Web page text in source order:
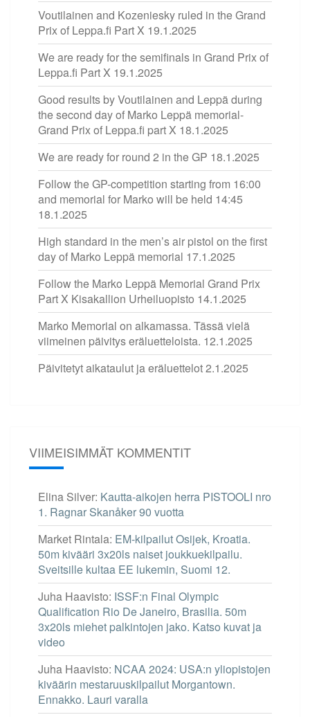
Voutilainen and Kozeniesky ruled in the Grand
Prix of Leppa.fi Part X 19.1.2025
We are ready for the semifinals in Grand Prix of
Leppa.fi Part X 19.1.2025
Good results by Voutilainen and Leppä during
the second day of Marko Leppä memorial-
Grand Prix of Leppa.fi part X 18.1.2025
We are ready for round 2 in the GP 18.1.2025
Follow the GP-competition starting from 16:00
and memorial for Marko will be held 14:45
18.1.2025
High standard in the men’s air pistol on the first
day of Marko Leppä memorial 17.1.2025
Follow the Marko Leppä Memorial Grand Prix
Part X Kisakallion Urheiluopisto 14.1.2025
Marko Memorial on alkamassa. Tässä vielä
viimeinen päivitys eräluetteloista. 12.1.2025
Päivitetyt aikataulut ja eräluettelot2.1.2025
VIIMEISIMMÄT KOMMENTIT
Elina Silver: Kautta-aikojen herra PISTOOLI nro
1. Ragnar Skanåker 90 vuotta
Market Rintala: EM-kilpailut Osijek, Kroatia.
50m kivääri 3x20ls naiset joukkuekilpailu.
Sveitsille kultaa EE lukemin, Suomi 12.
Juha Haavisto: ISSF:n Final Olympic
Qualification Rio De Janeiro, Brasilia. 50m
3x20ls miehet palkintojen jako. Katso kuvat ja
video
Juha Haavisto: NCAA 2024: USA:n yliopistojen
kiväärin mestaruuskilpailut Morgantown.
Ennakko. Lauri varalla